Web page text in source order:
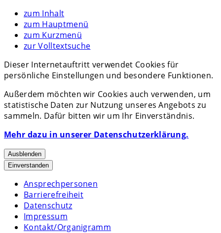
zum Inhalt
zum Hauptmenü
zum Kurzmenü
zur Volltextsuche
Dieser Internetauftritt verwendet Cookies für
persönliche Einstellungen und besondere Funktionen.
Außerdem möchten wir Cookies auch verwenden, um
statistische Daten zur Nutzung unseres Angebots zu
sammeln. Dafür bitten wir um Ihr Einverständnis.
Mehr dazu in unserer Datenschutzerklärung.
Ausblenden
Einverstanden
Ansprechpersonen
Barrierefreiheit
Datenschutz
Impressum
Kontakt/Organigramm